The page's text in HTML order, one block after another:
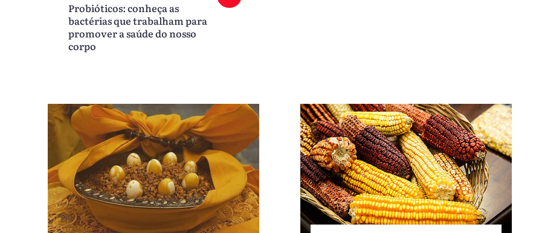
Probióticos: conheça as
bactérias que trabalham para
promover a saúde do nosso
corpo